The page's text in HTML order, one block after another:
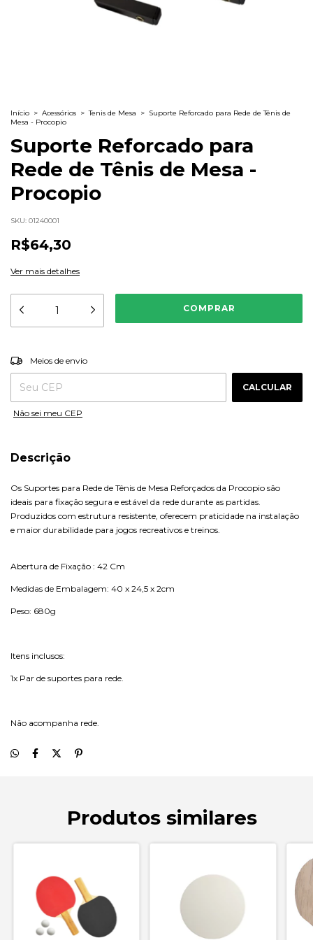
Início > Acessórios > Tenis de Mesa > Suporte Reforcado para Rede de Tênis de
Mesa - Procopio
Suporte Reforcado para
Rede de Tênis de Mesa -
Procopio
SKU: 01240001
R$64,30
Ver mais detalhes
Entregas para o CEP:
Meios de envio
CALCULAR
Não sei meu CEP
Descrição
Os Suportes para Rede de Tênis de Mesa Reforçados da Procopio são
ideais para fixação segura e estável da rede durante as partidas.
Produzidos com estrutura resistente, oferecem praticidade na instalação
e maior durabilidade para jogos recreativos e treinos.
Abertura de Fixação : 42 Cm
Medidas de Embalagem: 40 x 24,5 x 2cm
Peso: 680g
Itens inclusos:
1x Par de suportes para rede.
Não acompanha rede.
Produtos similares